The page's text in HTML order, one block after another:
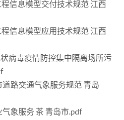
信息模型交付技术规范 江西
信息模型应用技术规范 江西
病毒疫情防控集中隔离场所污
路交通气象服务规范 青岛
象服务 茶 青岛市.pdf